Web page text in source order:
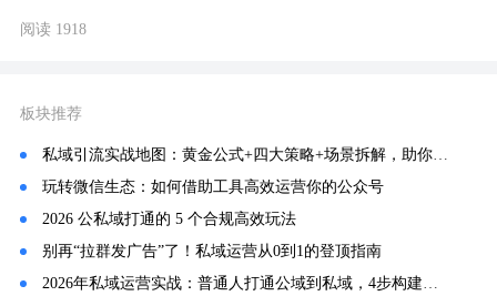
阅读 1918
板块推荐
私域引流实战地图：黄金公式+四大策略+场景拆解，助你破解增长困局
玩转微信生态：如何借助工具高效运营你的公众号
2026 公私域打通的 5 个合规高效玩法
别再“拉群发广告”了！私域运营从0到1的登顶指南
2026年私域运营实战：普通人打通公域到私域，4步构建持续收入系统